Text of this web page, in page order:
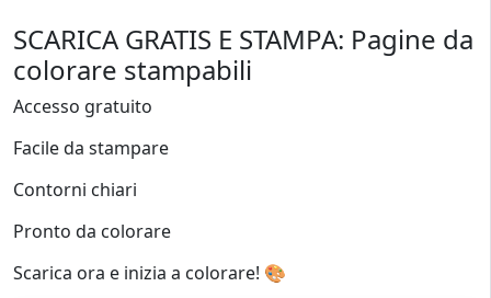
SCARICA GRATIS E STAMPA: Pagine da
colorare stampabili
Accesso gratuito
Facile da stampare
Contorni chiari
Pronto da colorare
Scarica ora e inizia a colorare! 🎨